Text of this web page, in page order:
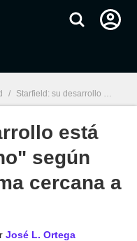
/ Starfield: su desarrollo está siendo "un infierno" según una fuente anónima cercana a Bethesda
está
según
cercana a
José L. Ortega